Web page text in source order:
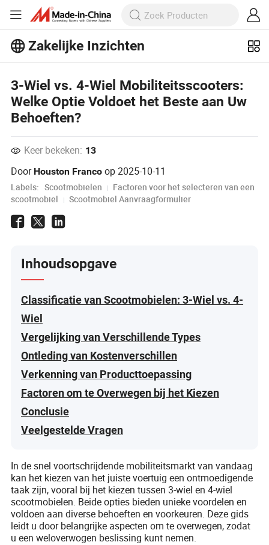
Zakelijke Inzichten
3-Wiel vs. 4-Wiel Mobiliteitsscooters:
Welke Optie Voldoet het Beste aan Uw
Behoeften?
Keer bekeken: 13
Door Houston Franco op2025-10-11
Labels: Scootmobielen
Factoren voor het selecteren van een
scootmobiel
Scootmobiel Aanvraagformulier
Inhoudsopgave
Classificatie van Scootmobielen: 3-Wiel vs. 4-
Wiel
Vergelijking van Verschillende Types
Ontleding van Kostenverschillen
Verkenning van Producttoepassing
Factoren om te Overwegen bij het Kiezen
Conclusie
Veelgestelde Vragen
In de snel voortschrijdende mobiliteitsmarkt van vandaag
kan het kiezen van het juiste voertuig een ontmoedigende
taak zijn, vooral bij het kiezen tussen 3-wiel en 4-wiel
scootmobielen. Beide opties bieden unieke voordelen en
voldoen aan diverse behoeften en voorkeuren. Deze gids
leidt u door belangrijke aspecten om te overwegen, zodat
u een weloverwogen beslissing kunt nemen.